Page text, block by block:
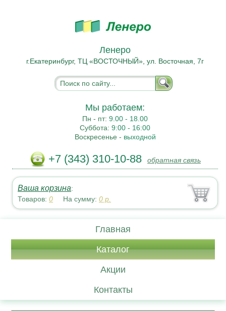
Ленеро
г.Екатеринбург, ТЦ «ВОСТОЧНЫЙ», ул. Восточная, 7г
Мы работаем:
Пн - пт:9.00 - 18.00
Суббота:9:00 - 16:00
Воскресенье - выходной
+7 (343) 310-10-88 обратная связь
Ваша корзина:
Товаров:0 На сумму:0 р.
Главная
Каталог
Акции
Контакты